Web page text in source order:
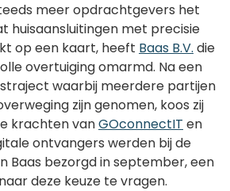
meer opdrachtgevers het
huisaansluitingen met precisie
op een kaart, heeft Baas B.V. die
overtuiging omarmd. Na een
waarbij meerdere partijen
zijn genomen, koos zij
krachten vanGOconnectIT en
ontvangers werden bij de
Baas bezorgd in september, een
deze keuze te vragen.